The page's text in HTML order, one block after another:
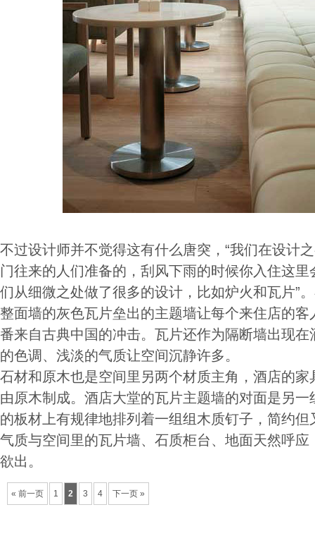
不过设计师并不觉得这有什么唐突，“我们在设计
门往来的人们准备的，刮风下雨的时候你入住这
们从细微之处做了很多的设计，比如炉火和瓦片”
整面墙的灰色瓦片垒出的主题墙让每个来住店的
番来自古典中国的冲击。瓦片还作为隔断墙出现
的色调、浅淡的气质让空间沉静许多。
石材和原木也是空间里另两个材质主角，酒店的
由原木制成。酒店大堂的瓦片主题墙的对面是另
的板材上有规律地排列着一组组木质钉子，简约
气质与空间里的瓦片墙、石质柜台、地面天然呼
欲出。
« 前一页 1 2 3 4 下一页 »